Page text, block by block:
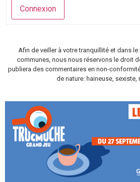
Connexion
Afin de veiller à votre tranquillité et dans
communes, nous nous réservons le droit
publiera des commentaires en non-
de nature: haineuse, sexiste,